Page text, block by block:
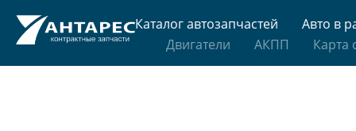
Каталог автозапчастей
Авто в
Двигатели
АКПП Карта